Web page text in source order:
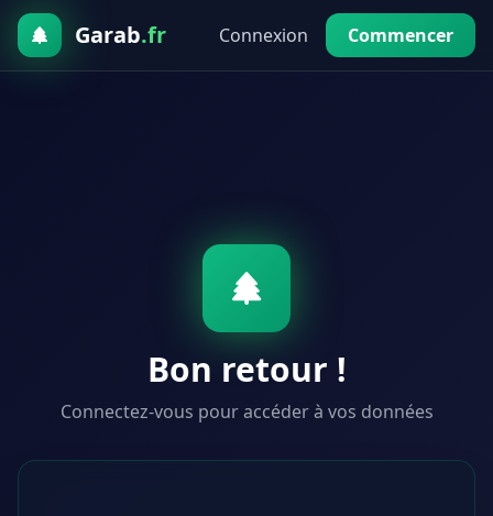
Garab.fr Connexion Commencer
Bon retour !
Connectez-vous pour accéder à vos données